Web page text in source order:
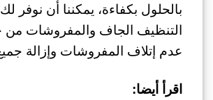
بالحلول بكفاءة، يمكننا أن نوفر
التنظيف الجاف والمفروشات
عدم إتلاف المفروشات وإزالة
اقرأ أيضا: